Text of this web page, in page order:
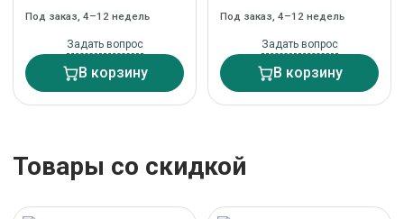
Под заказ, 4–12 недель
Задать вопрос
В корзину
Под заказ, 4–12 недель
Задать вопрос
В корзину
Товары со скидкой